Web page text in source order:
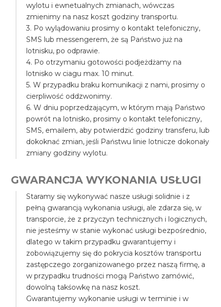
wylotu i ewnetualnych zmianach, wówczas
zmienimy na nasz koszt godziny transportu.
3. Po wylądowaniu prosimy o kontakt telefoniczny,
SMS lub messengerem, że są Państwo już na
lotnisku, po odprawie.
4. Po otrzymaniu gotowości podjeżdżamy na
lotnisko w ciagu max. 10 minut.
5. W przypadku braku komunikacji z nami, prosimy o
cierpliwość oddzwonimy.
6. W dniu poprzedzającym, w którym mają Państwo
powrót na lotnisko, prosimy o kontakt telefoniczny,
SMS, emailem, aby potwierdzić godziny transferu, lub
dokoknać zmian, jeśli Państwu linie lotnicze dokonały
zmiany godziny wylotu.
GWARANCJA WYKONANIA USŁUGI
Staramy się wykonywać nasze usługi solidnie i z
pełną gwarancją wykonania usługi, ale zdarza się, w
transporcie, że z przyczyn technicznych i logicznych,
nie jesteśmy w stanie wykonać usługi bezpośrednio,
dlatego w takim przypadku gwarantujemy i
zobowiązujemy się do pokrycia kosztów transportu
zastępczego zorganizowanego przez naszą firmę, a
w przypadku trudności mogą Państwo zamówić,
dowolną takśowkę na nasz koszt.
Gwarantujemy wykonanie usługi w terminie i w